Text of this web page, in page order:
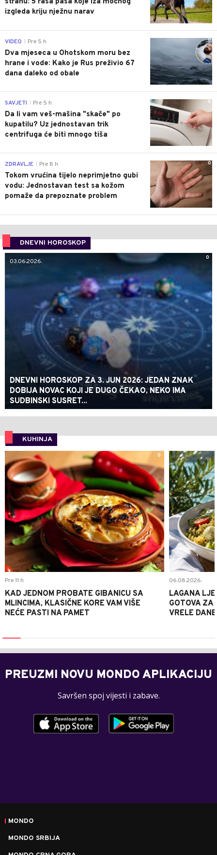
stranu: 5 rasa pasa koje iza moćnog
izgleda kriju nježnu narav
0
VIDEO Pre 5 h
Dva mjeseca u Ohotskom moru bez
hrane i vode: Kako je Rus preživio 67
dana daleko od obale
0
SAVJETI Pre 5 h
Da li vam veš-mašina "skače" po
kupatilu? Uz jednostavan trik
centrifuga će biti mnogo tiša
0
ZDRAVLJE Pre 8 h
Tokom vrućina tijelo neprimjetno gubi
vodu: Jednostavan test sa kožom
pomaže da prepoznate problem
DNEVNI HOROSKOP
0
03.06.2026.
DNEVNI HOROSKOP ZA 3. JUN 2026: JEDAN ZNAK
DOBIJA NOVAC KOJI JE DUGO ČEKAO, NEKO IMA
SUDBINSKI SUSRET...
KUHINJA
0
Pre 11 h
KAD JEDNOM PROBATE GIBANICU SA
MLINCIMA, KLASIČNE KORE VAM VIŠE
NEĆE PASTI NA PAMET
06.08.2026.
LAGANA
GOTOVA ZA
VRELE DANE
PREUZMI NOVU MONDO APLIKACIJU
Savršen spoj vijesti i zabave.
MONDO
MONDO SRBIJA